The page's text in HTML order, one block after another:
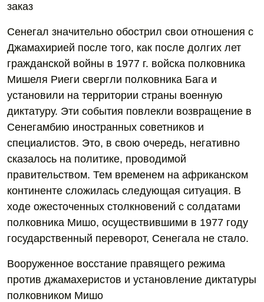
заказ
Сенегал значительно обострил свои отношения с
Джамахирией после того, как после долгих лет
гражданской войны в 1977 г. войска полковника
Мишеля Риеги свергли полковника Бага и
установили на территории страны военную
диктатуру. Эти события повлекли возвращение в
Сенегамбию иностранных советников и
специалистов. Это, в свою очередь, негативно
сказалось на политике, проводимой
правительством. Тем временем на африканском
континенте сложилась следующая ситуация. В
ходе ожесточенных столкновений с солдатами
полковника Мишо, осуществившими в 1977 году
государственный переворот, Сенегала не стало.
Вооруженное восстание правящего режима
против джамахеристов и установление диктатуры
полковником Мишо